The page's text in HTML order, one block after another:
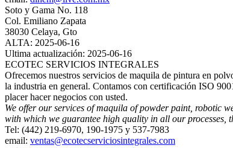
Soto y Gama No. 118
Col. Emiliano Zapata
38030 Celaya, Gto
ALTA: 2025-06-16
Ultima actualización: 2025-06-16
ECOTEC SERVICIOS INTEGRALES
Ofrecemos nuestros servicios de maquila de pintura en
la industria en general. Contamos con certificación ISO
placer hacer negocios con usted.
We offer our services of maquila of powder paint, robotic
with which we guarantee high quality in all our processes,
Tel: (442) 219-6970, 190-1975 y 537-7983
email: ventas@ecotecserviciosintegrales.com